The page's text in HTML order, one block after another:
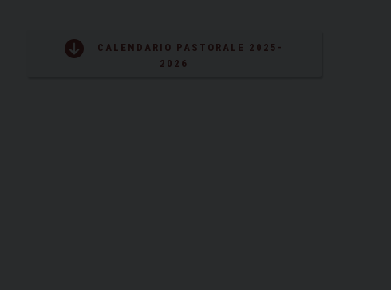
CALENDARIO PASTORALE 2025-
2026